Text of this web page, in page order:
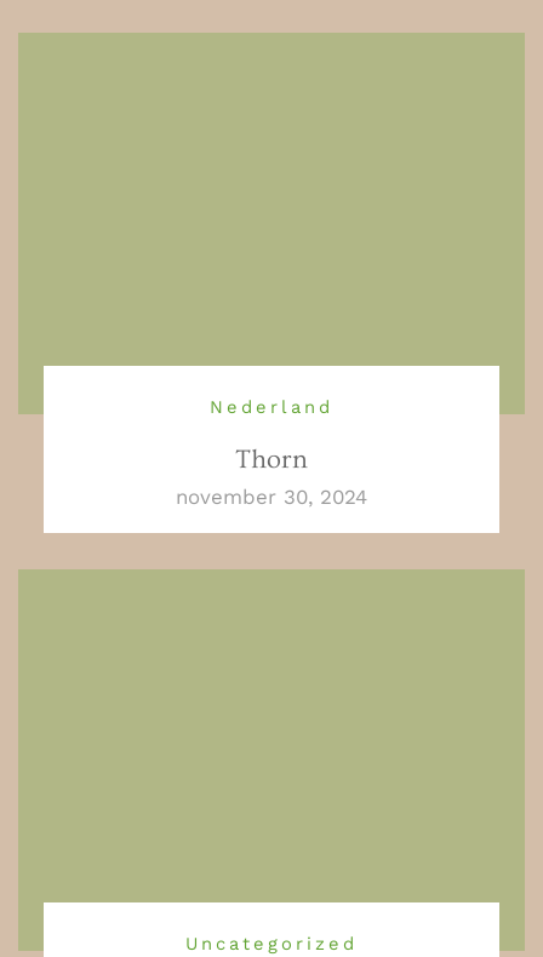
Nederland
Thorn
november 30, 2024
Uncategorized